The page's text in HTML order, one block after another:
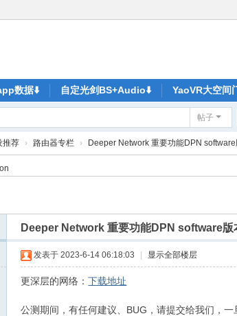
数据⬇️ 自定光剑BS+Audio⬇️ YaoVR大空间
帖子
推荐 › 路由器专栏 › Deeper Network 重要功能DPN
Deeper Network 重要功能DPN software版
发表于 2023-6-14 06:18:03 显示全部楼层
更深层的网络：下载地址
公测期间，有任何建议、BUG，请提交给我们，